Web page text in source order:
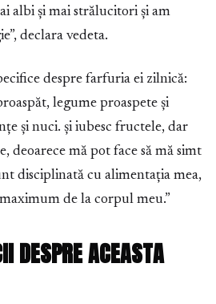
albi și mai strălucitori și am
declara vedeta.
despre farfuria ei zilnică:
legume proaspete și
și nuci. și iubesc fructele, dar
deoarece mă pot face să mă simt
disciplinată cu alimentația mea,
de la corpul meu.”
DESPRE ACEASTA